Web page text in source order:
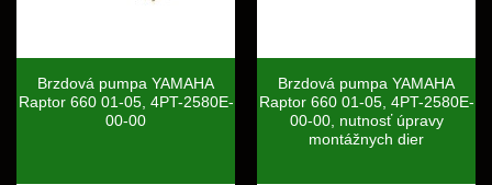
Brzdová pumpa YAMAHA
Raptor 660 01-05, 4PT-2580E-
00-00
Brzdová pumpa YAMAHA
Raptor 660 01-05, 4PT-2580E-
00-00, nutnosť úpravy
montážnych dier